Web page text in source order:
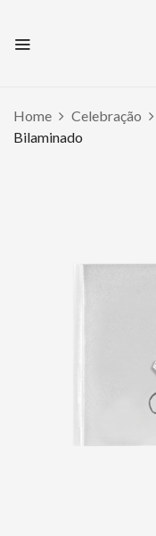
Home Celebração
Bilaminado